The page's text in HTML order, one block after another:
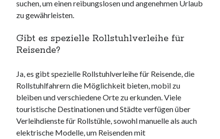
suchen, um einen reibungslosen und angenehmen Urlaub
zu gewährleisten.
Gibt es spezielle Rollstuhlverleihe für
Reisende?
Ja, es gibt spezielle Rollstuhlverleihe für Reisende, die
Rollstuhlfahrern die Möglichkeit bieten, mobil zu
bleiben und verschiedene Orte zu erkunden. Viele
touristische Destinationen und Städte verfügen über
Verleihdienste für Rollstühle, sowohl manuelle als auch
elektrische Modelle, um Reisenden mit